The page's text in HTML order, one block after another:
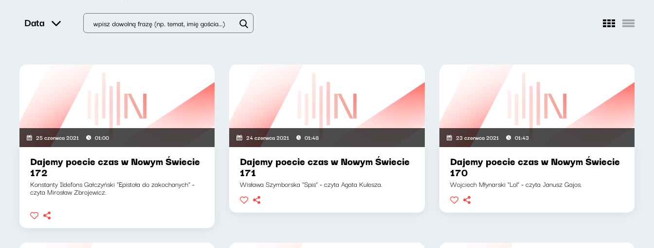
Data
25 czerwca 2021 01:00
Dajemy poecie czas w Nowym Świecie
172
Konstanty Ildefons Gałczyński "Epistoła do zakochanych" -
czyta Mirosław Zbrojewicz.
24 czerwca 2021 01:48
Dajemy poecie czas w Nowym Świecie
171
Wisława Szymborska "Spis" - czyta Agata Kulesza.
23 czerwca 2021 01:43
Dajemy poecie czas w Nowym Świecie
170
Wojciech Młynarski "Lol" - czyta Janusz Gajos.